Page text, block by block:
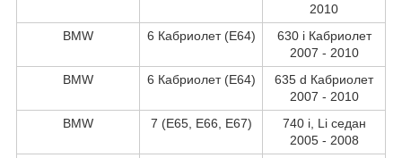
2010
BMW
6 Кабриолет (E64)
630 i Кабриолет
2007 - 2010
BMW
6 Кабриолет (E64)
635 d Кабриолет
2007 - 2010
BMW
7 (E65, E66, E67)
740 i, Li седан
2005 - 2008